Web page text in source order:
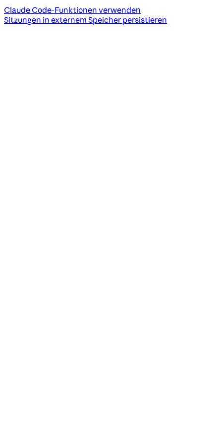
Claude Code-Funktionen verwenden
Sitzungen in externem Speicher persistieren